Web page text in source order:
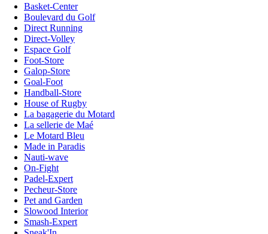
Basket-Center
Boulevard du Golf
Direct Running
Direct-Volley
Espace Golf
Foot-Store
Galop-Store
Goal-Foot
Handball-Store
House of Rugby
La bagagerie du Motard
La sellerie de Maé
Le Motard Bleu
Made in Paradis
Nauti-wave
On-Fight
Padel-Expert
Pecheur-Store
Pet and Garden
Slowood Interior
Smash-Expert